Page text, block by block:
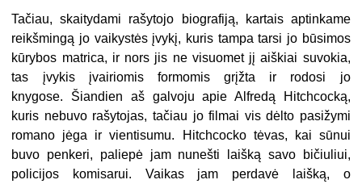
Tačiau, skaitydami rašytojo biografiją, kartais aptinkame
reikšmingą jo vaikystės įvykį, kuris tampa tarsi jo būsimos
kūrybos matrica, ir nors jis ne visuomet jį aiškiai suvokia,
tas įvykis įvairiomis formomis grįžta ir rodosi jo
knygose. Šiandien aš galvoju apie Alfredą Hitchcocką,
kuris nebuvo rašytojas, tačiau jo filmai vis dėlto pasižymi
romano jėga ir vientisumu. Hitchcocko tėvas, kai sūnui
buvo penkeri, paliepė jam nunešti laišką savo bičiuliui,
policijos komisarui. Vaikas jam perdavė laišką, o